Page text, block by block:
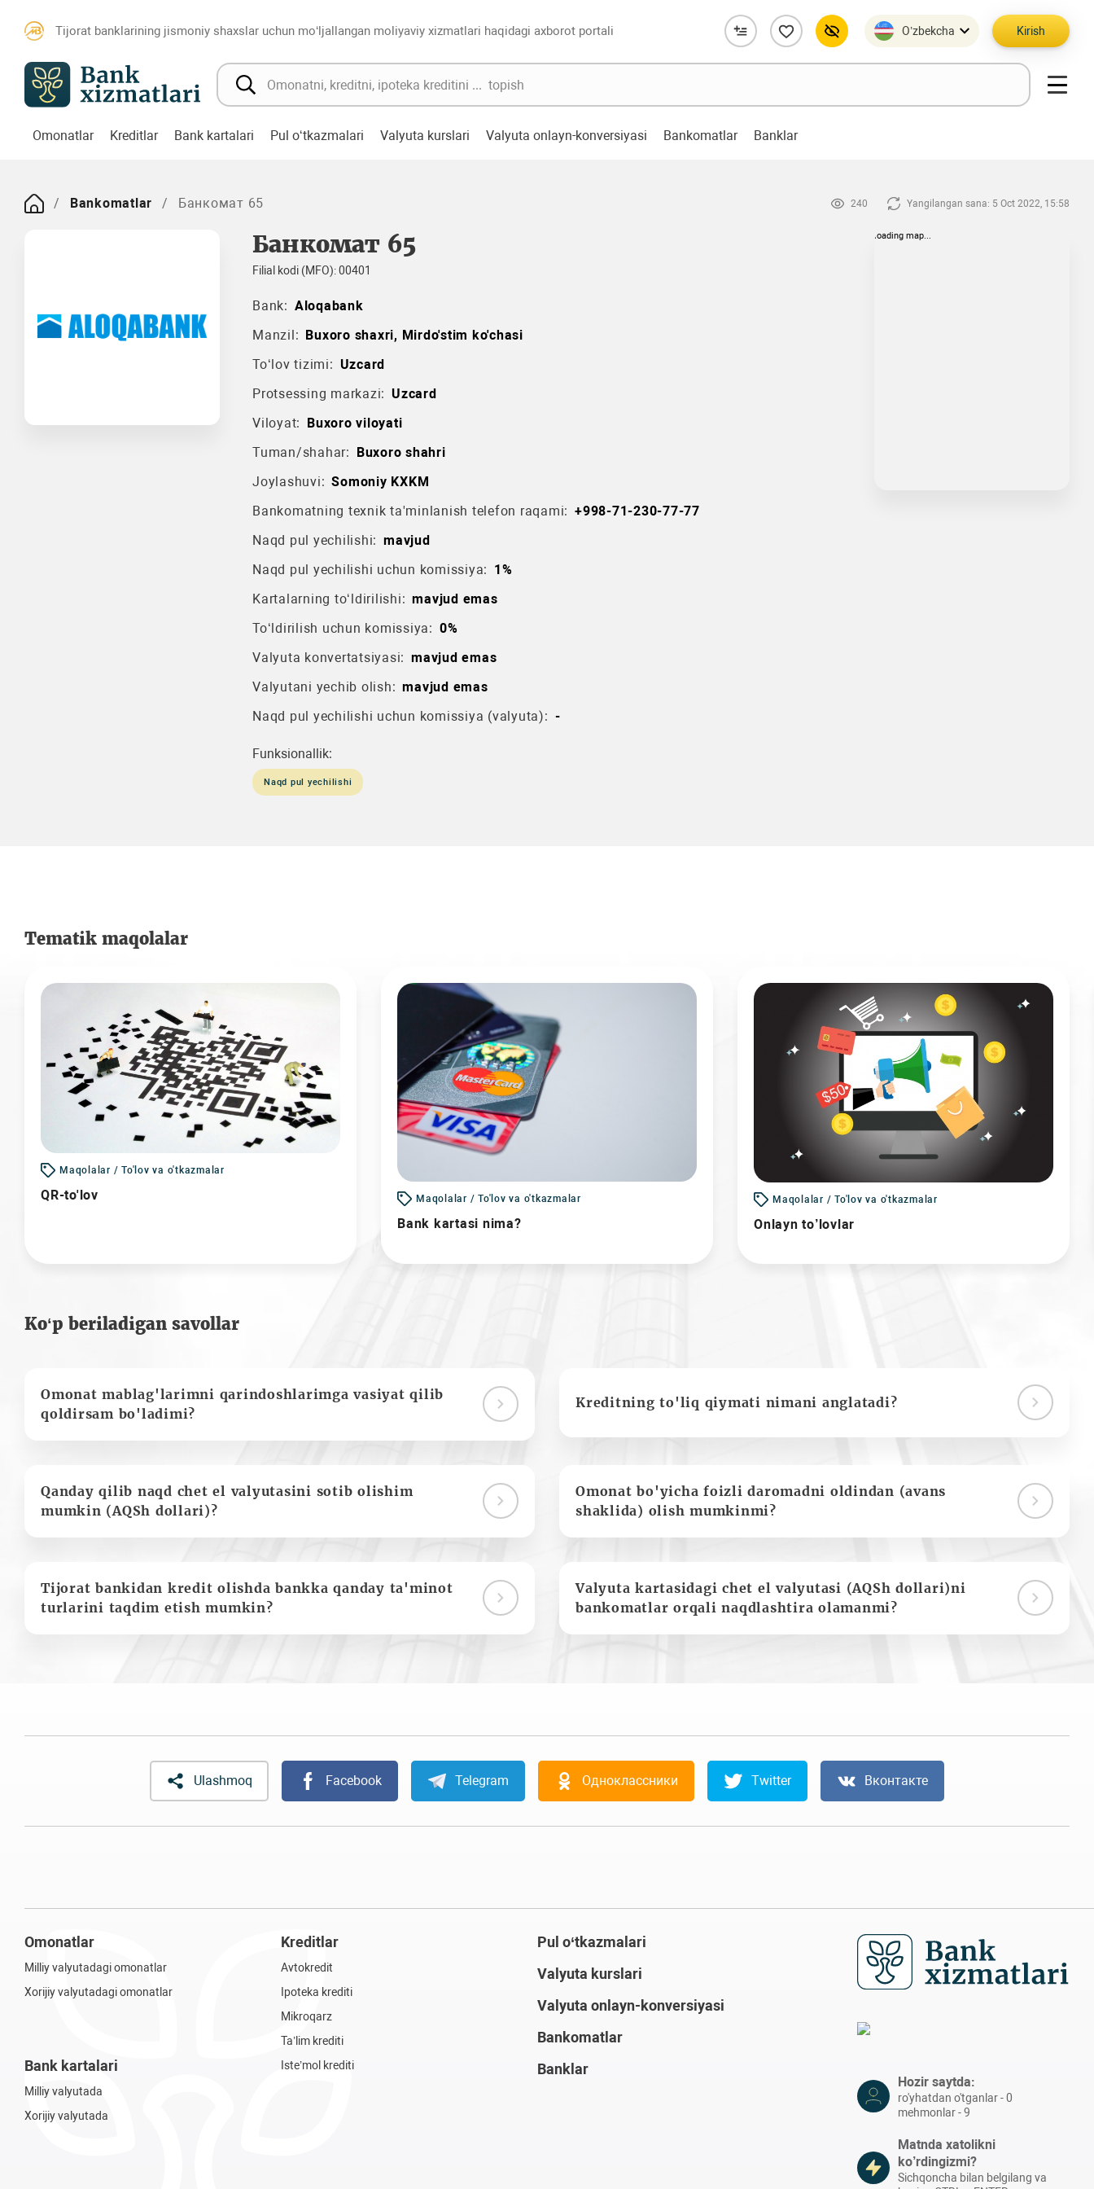
Tijorat banklarining jismoniy shaxslar uchun mo‘ljallangan moliyaviy xizmatlari haqidagi axborot portali O’zbekcha Kirish
Omonatlar Kreditlar Bank kartalari Pul o‘tkazmalari Valyuta kurslari Valyuta onlayn-konversiyasi Bankomatlar Banklar
Bankomatlar Банкомат 65 240 Yangilangan sana: 5 Oct 2022, 15:58
Банкомат 65
Filial kodi (MFO): 00401
Bank: Aloqabank
Manzil: Buxoro shaxri, Mirdo'stim ko'chasi
To‘lov tizimi: Uzcard
Protsessing markazi: Uzcard
Viloyat: Buxoro viloyati
Tuman/shahar: Buxoro shahri
Joylashuvi: Somoniy KXKM
Bankomatning texnik ta'minlanish telefon raqami: +998-71-230-77-77
Naqd pul yechilishi: mavjud
Naqd pul yechilishi uchun komissiya: 1%
Kartalarning to‘ldirilishi: mavjud emas
To‘ldirilish uchun komissiya: 0%
Valyuta konvertatsiyasi: mavjud emas
Valyutani yechib olish: mavjud emas
Naqd pul yechilishi uchun komissiya (valyuta): -
Funksionallik:
Naqd pul yechilishi
loading map...
Tematik maqolalar
Maqolalar / To'lov va o'tkazmalar
QR-to'lov Maqolalar / To'lov va o'tkazmalar
Bank kartasi nima?
Maqolalar / To'lov va o'tkazmalar
Onlayn to’lovlar
Ko‘p beriladigan savollar
Omonat mablag'larimni qarindoshlarimga vasiyat qilib
qoldirsam bo'ladimi?
Kreditning to'liq qiymati nimani anglatadi?
Qanday qilib naqd chet el valyutasini sotib olishim
mumkin (AQSh dollari)?
Omonat bo'yicha foizli daromadni oldindan (avans
shaklida) olish mumkinmi?
Tijorat bankidan kredit olishda bankka qanday ta'minot
turlarini taqdim etish mumkin?
Valyuta kartasidagi chet el valyutasi (AQSh dollari)ni
bankomatlar orqali naqdlashtira olamanmi?
Ulashmoq Facebook Telegram Одноклассники Twitter Вконтакте
Omonatlar
Milliy valyutadagi omonatlar
Xorijiy valyutadagi omonatlar
Bank kartalari
Milliy valyutada
Xorijiy valyutada
Kreditlar
Avtokredit
Ipoteka krediti
Mikroqarz
Ta’lim krediti
Iste’mol krediti
Pul o‘tkazmalari
Valyuta kurslari
Valyuta onlayn-konversiyasi
Bankomatlar
Banklar
Hozir saytda:
ro'yhatdan o'tganlar - 0
mehmonlar - 9
Matnda xatolikni
ko’rdingizmi?
Sichqoncha bilan belgilang va